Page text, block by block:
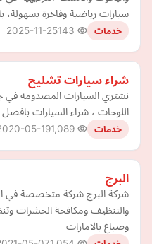
سيارات رياضية وفاخرة
خدمات 2025-11-25
شراء سيارات تشليح
نشتري السيارات المصدومه في
اللوحات ، شراء السيارات بافضل
خدمات 05-19
البرج
شركة البرج شركة متخصصة في
والتنظيف ومكافحة الحشرات
وصباغ بالامارات